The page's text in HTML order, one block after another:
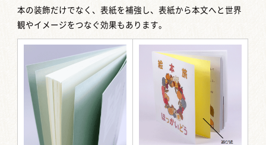
本の装飾だけでなく、表紙を補強し、表紙から本文へと世界
観やイメージをつなぐ効果もあります。